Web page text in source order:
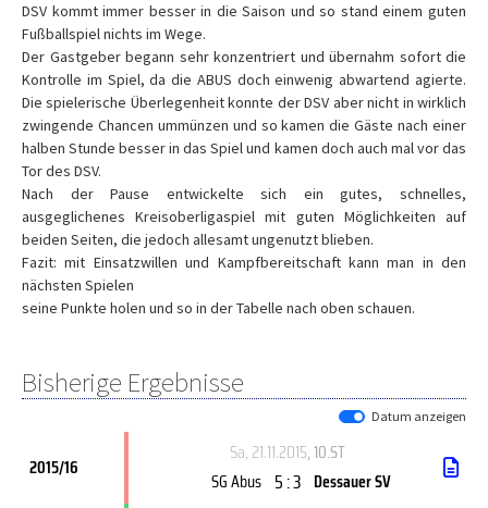
DSV kommt immer besser in die Saison und so stand einem guten
Fußballspiel nichts im Wege.
Der Gastgeber begann sehr konzentriert und übernahm sofort die
Kontrolle im Spiel, da die ABUS doch einwenig abwartend agierte.
Die spielerische Überlegenheit konnte der DSV aber nicht in wirklich
zwingende Chancen ummünzen und so kamen die Gäste nach einer
halben Stunde besser in das Spiel und kamen doch auch mal vor das
Tor des DSV.
Nach der Pause entwickelte sich ein gutes, schnelles,
ausgeglichenes Kreisoberligaspiel mit guten Möglichkeiten auf
beiden Seiten, die jedoch allesamt ungenutzt blieben.
Fazit: mit Einsatzwillen und Kampfbereitschaft kann man in den
nächsten Spielen
seine Punkte holen und so in der Tabelle nach oben schauen.
Bisherige Ergebnisse
Datum anzeigen
2015/16
Sa, 21.11.2015, 10.ST
SG Abus 5 : 3 Dessauer SV